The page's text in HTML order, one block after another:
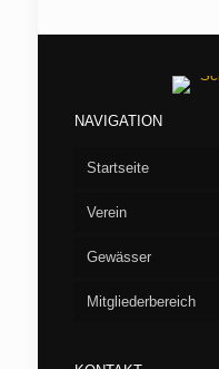
NAVIGATION
Startseite
Verein
Vorstand
Aufnahme
Gewässer
Seen
Mitgliederbereich